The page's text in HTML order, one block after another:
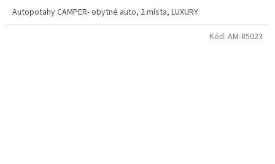
Autopotahy CAMPER- obytné auto, 2 místa, LUXURY
Kód: AM-85023